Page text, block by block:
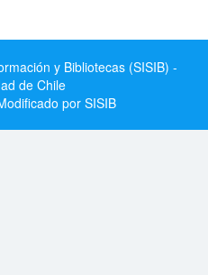
y Bibliotecas (SISIB) -
de Chile
por SISIB